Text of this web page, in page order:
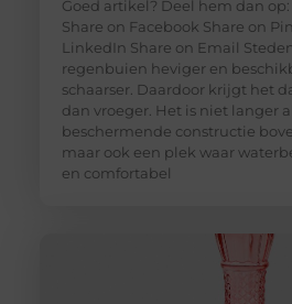
Goed artikel? Deel hem dan op:
Share on Facebook Share on
LinkedIn Share on Email
regenbuien heviger en
schaarser. Daardoor krijgt het
dan vroeger. Het is niet langer
beschermende constructie
maar ook een plek waar
en comfortabel